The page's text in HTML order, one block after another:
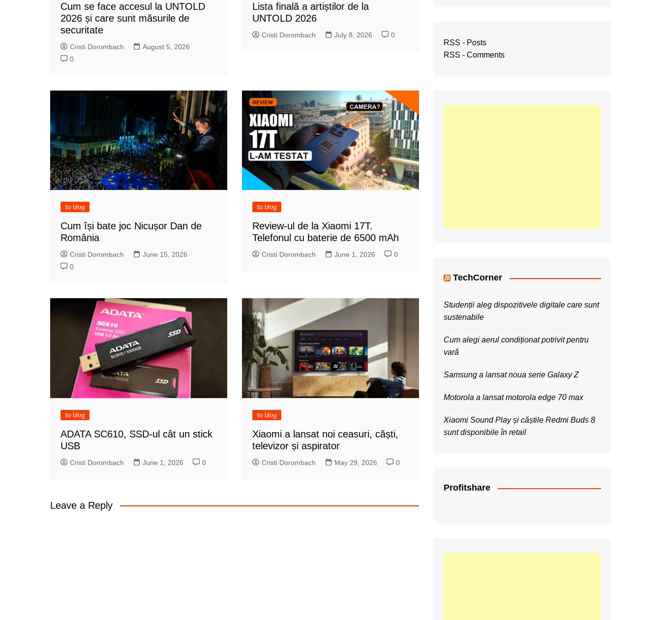
Cum se face accesul la UNTOLD
2026 și care sunt măsurile de
securitate
Cristi Dorombach
August 5, 2026
0
Lista finală a artiștilor de la
UNTOLD 2026
Cristi Dorombach July 8, 2026 0
to blog
Cum își bate joc Nicușor Dan de
România
Cristi Dorombach
June 15, 2026
0
to blog
Review-ul de la Xiaomi 17T.
Telefonul cu baterie de 6500 mAh
Cristi Dorombach June 1, 2026 0
to blog
ADATA SC610, SSD-ul cât un stick
USB
Cristi Dorombach June 1, 2026 0
to blog
Xiaomi a lansat noi ceasuri, căști,
televizor și aspirator
Cristi Dorombach May 29, 2026 0
Leave a Reply
RSS - Posts
RSS - Comments
TechCorner
Studenții aleg dispozitivele digitale care sunt
sustenabile
Cum alegi aerul condiționat potrivit pentru
vară
Samsung a lansat noua serie Galaxy Z
Motorola a lansat motorola edge 70 max
Xiaomi Sound Play și căștile Redmi Buds 8
sunt disponibile în retail
Profitshare